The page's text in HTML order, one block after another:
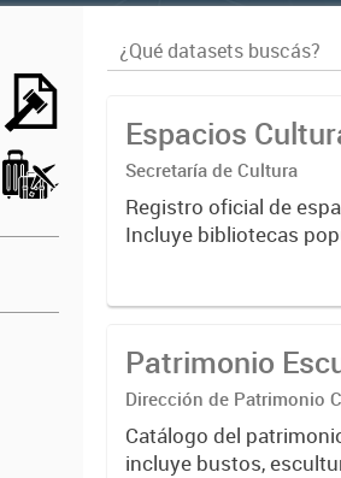
Espacios
Secretaría de Cultura
Registro oficial de
Incluye bibliotecas
Patrimonio
Dirección de Patrimonio
Interinstitucional y
Catálogo del
incluye bustos,